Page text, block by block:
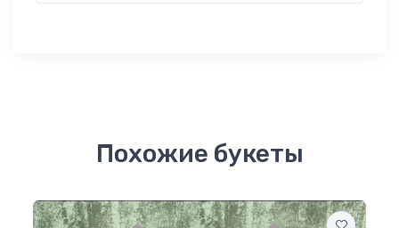
Похожие букеты